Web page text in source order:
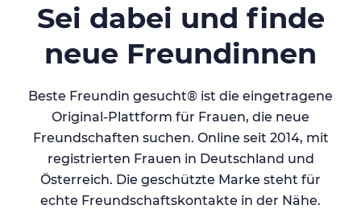
Sei dabei und finde
neue Freundinnen
Beste Freundin gesucht® ist die eingetragene
Original-Plattform für Frauen, die neue
Freundschaften suchen. Online seit 2014, mit
registrierten Frauen in Deutschland und
Österreich. Die geschützte Marke steht für
echte Freundschaftskontakte in der Nähe.